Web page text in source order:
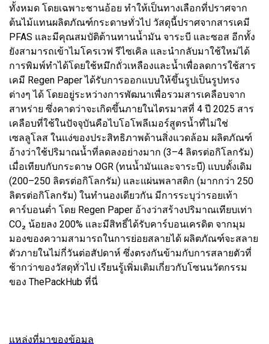
ทั้งหมด โดยเฉพาะชานอ้อย ทำให้เป็นทางเลือกที่ปราศจาก
ต้นไม้แทนผลิตภัณฑ์กระดาษทั่วไป วัสดุนี้ปราศจากสารเคมี
PFAS และมีคุณสมบัติต้านทานน้ำมัน จาระบี และซอส อีกทั้ง
ยังสามารถเข้าไมโครเวฟ รีไซเคิล และนำกลับมาใช้ใหม่ได้
การพิมพ์ทำได้โดยใช้หมึกถั่วเหลืองและน้ำเพื่อลดการใช้สาร
เคมี Regen Paper ได้รับการออกแบบให้ขึ้นรูปเป็นรูปทรง
ต่างๆ ได้ โดยอยู่ระหว่างการพัฒนาเพื่อรวมสารเคลือบจาก
สาหร่าย ซึ่งคาดว่าจะเกิดขึ้นภายในไตรมาสที่ 4 ปี 2025 สาร
เคลือบที่ใช้ในปัจจุบันคือไบโอโพลีเมอร์สูตรน้ำที่ไม่ใช่
เซลลูโลส ในแง่ของประสิทธิภาพด้านสิ่งแวดล้อม ผลิตภัณฑ์
อ้างว่าใช้ปริมาณน้ำที่ลดลงอย่างมาก (3–4 ลิตรต่อกิโลกรัม)
เมื่อเทียบกับกระดาษ OGR (ทนน้ำมันและจาระบี) แบบดั้งเดิม
(200–250 ลิตรต่อกิโลกรัม) และแผ่นพลาสติก (มากกว่า 250
ลิตรต่อกิโลกรัม) ในทำนองเดียวกัน มีการระบุว่ารอยเท้า
คาร์บอนต่ำ โดย Regen Paper อ้างว่าสร้างปริมาณเทียบเท่า
CO₂ น้อยลง 200% และมีสิทธิ์ได้รับคาร์บอนเครดิต จากมุม
มองของความสามารถในการย่อยสลายได้ ผลิตภัณฑ์จะสลาย
ตัวภายในไม่กี่วันต่อสัปดาห์ ซึ่งตรงกันข้ามกับการสลายตัวที่
ช้ากว่าของวัสดุทั่วไป เรียนรู้เพิ่มเติมเกี่ยวกับโซนนวัตกรรม
ของ ThePackHub ที่นี่
แหล่งที่มาของข้อมูล